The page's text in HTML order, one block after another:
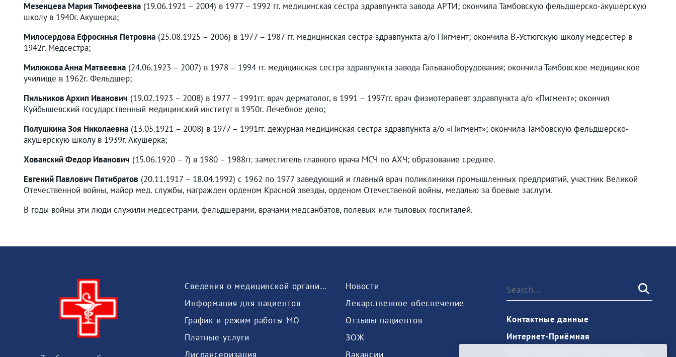
Мезенцева Мария Тимофеевна (19.06.1921 – 2004) в 1977 – 1992 гг. медицинская сестра здравпункта завода АРТИ; окончила Тамбовскую фельдшерско-акушерскую
школу в 1940г. Акушерка;
Милосердова Ефросинья Петровна (25.08.1925 – 2006) в 1977 – 1987 гг. медицинская сестра здравпункта а/о Пигмент; окончила В.-Устюгскую школу медсестер в
1942г. Медсестра;
Милюкова Анна Матвеевна (24.06.1923 – 2007) в 1978 – 1994 гг. медицинская сестра здравпункта завода Гальваноборудования; окончила Тамбовское медицинское
училище в 1962г. Фельдшер;
Пильников Архип Иванович (19.02.1923 – 2008) в 1977 – 1991гг. врач дерматолог, в 1991 – 1997гг. врач физиотерапевт здравпункта а/о «Пигмент»; окончил
Куйбышевский государственный медицинский институт в 1950г. Лечебное дело;
Полушкина Зоя Николаевна (13.05.1921 – 2008) в 1977 – 1991гг. дежурная медицинская сестра здравпункта а/о «Пигмент»; окончила Тамбовскую фельдшерско-
акушерскую школу в 1939г. Акушерка;
Хованский Федор Иванович (15.06.1920 – ?) в 1980 – 1988гг. заместитель главного врача МСЧ по АХЧ; образование среднее.
Евгений Павлович Пятибратов (20.11.1917 – 18.04.1992) c 1962 по 1977 заведующий и главный врач поликлиники промышленных предприятий, участник Великой
Отечественной войны, майор мед. службы, награжден орденом Красной звезды, орденом Отечественой войны, медалью за боевые заслуги.
В годы войны эти люди служили медсестрами, фельдшерами, врачами медсанбатов, полевых или тыловых госпиталей.
Сведения о медицинской организации
Информация для пациентов
График и режим работы МО
Платные услуги
Диспансеризация
Новости
Лекарственное обеспечение
Отзывы пациентов
ЗОЖ
Вакансии
Контактные данные
Интернет-Приёмная